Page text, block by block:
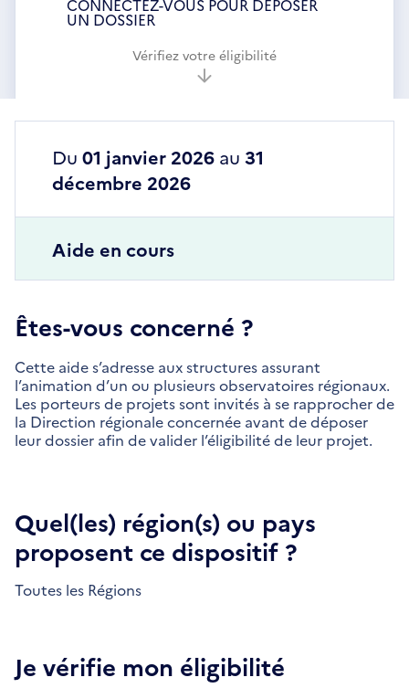
CONNECTEZ-VOUS POUR DÉPOSER
UN DOSSIER
Vérifiez votre éligibilité
Du 01 janvier 2026 au 31
décembre 2026
Aide en cours
Êtes-vous concerné ?
Cette aide s’adresse aux structures assurant
l’animation d’un ou plusieurs observatoires régionaux.
Les porteurs de projets sont invités à se rapprocher de
la Direction régionale concernée avant de déposer
leur dossier afin de valider l’éligibilité de leur projet.
Quel(les) région(s) ou pays
proposent ce dispositif ?
Toutes les Régions
Je vérifie mon éligibilité